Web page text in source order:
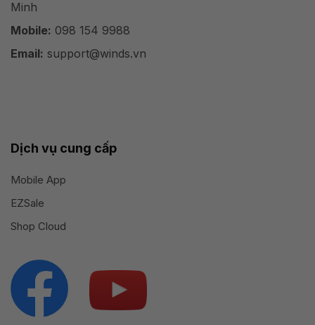
Minh
Mobile: 098 154 9988
Email: support@winds.vn
Dịch vụ cung cấp
Mobile App
EZSale
Shop Cloud